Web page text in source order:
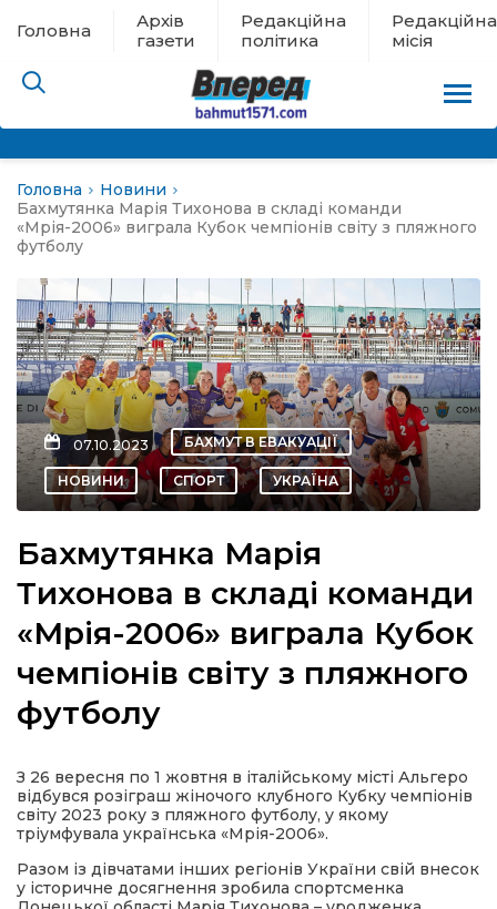
Головна
Архів
газети
Редакційна
політика
Редакційна
місія
евакуації
новини
політика
місія
Головна
Новини
Бахмутянка Марія Тихонова в складі команди
«Мрія-2006» виграла Кубок чемпіонів світу з пляжного
футболу
07.10.2023 БАХМУТ В ЕВАКУАЦІЇ
НОВИНИ СПОРТ УКРАЇНА
Бахмутянка Марія
Тихонова в складі команди
«Мрія-2006» виграла Кубок
чемпіонів світу з пляжного
футболу
З 26 вересня по 1 жовтня в італійському місті Альгеро
відбувся розіграш жіночого клубного Кубку чемпіонів
світу 2023 року з пляжного футболу, у якому
тріумфувала українська «Мрія-2006».
Разом із дівчатами інших регіонів України свій внесок
у історичне досягнення зробила спортсменка